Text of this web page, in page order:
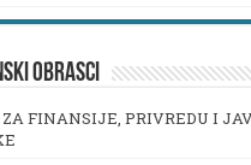
OBRASCI
FINANSIJE, PRIVREDU I